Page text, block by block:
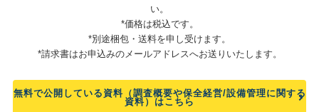
い。
*価格は税込です。
*別途梱包・送料を申し受けます。
*請求書はお申込みのメールアドレスへお送りいたします。
無料で公開している資料（調査概要や保全経営/設備管理に関する
資料）はこちら